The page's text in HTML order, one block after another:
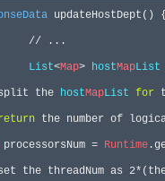
updateHostDept()
List<Map> hostMapList
the
hostMapList for
the number of
processorsNum = Runtime
the threadNum as